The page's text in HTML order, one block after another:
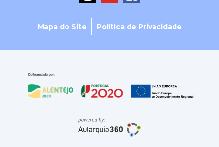
Mapa do Site Política de Privacidade